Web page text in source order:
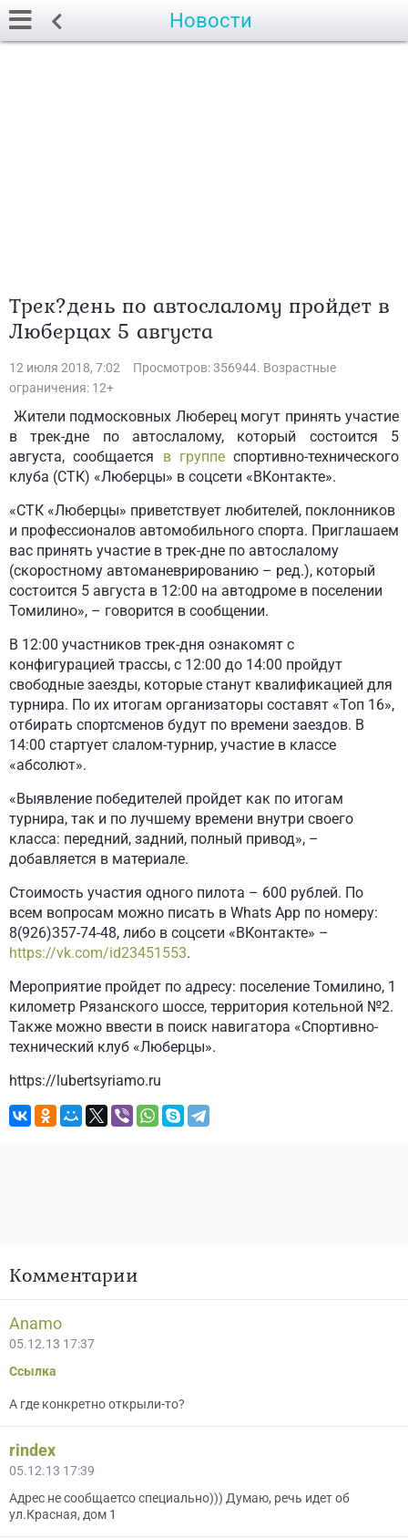
Новости
Трек?день по автослалому пройдет в
Люберцах 5 августа
12 июля 2018, 7:02
Просмотров: 356944. Возрастные
ограничения: 12+
Жители подмосковных Люберец могут принять участие
в трек-дне по автослалому, который состоится 5
августа, сообщается в группеспортивно-технического
клуба (СТК) «Люберцы» в соцсети «ВКонтакте».
«СТК «Люберцы» приветствует любителей, поклонников
и профессионалов автомобильного спорта. Приглашаем
вас принять участие в трек-дне по автослалому
(скоростному автоманеврированию – ред.), который
состоится 5 августа в 12:00 на автодроме в поселении
Томилино», – говорится в сообщении.
В 12:00 участников трек-дня ознакомят с
конфигурацией трассы, с 12:00 до 14:00 пройдут
свободные заезды, которые станут квалификацией для
турнира. По их итогам организаторы составят «Топ 16»,
отбирать спортсменов будут по времени заездов. В
14:00 стартует слалом-турнир, участие в классе
«абсолют».
«Выявление победителей пройдет как по итогам
турнира, так и по лучшему времени внутри своего
класса: передний, задний, полный привод», –
добавляется в материале.
Стоимость участия одного пилота – 600 рублей. По
всем вопросам можно писать в Whats Aрр по номеру:
8(926)357-74-48, либо в соцсети «ВКонтакте» –
https://vk.com/id23451553.
Мероприятие пройдет по адресу: поселение Томилино, 1
километр Рязанского шоссе, территория котельной №2.
Также можно ввести в поиск навигатора «Спортивно-
технический клуб «Люберцы».
https://lubertsyriamo.ru
Комментарии
Anamo
05.12.13 17:37
Ссылка
А где конкретно открыли-то?
rindex
05.12.13 17:39
Адрес не сообщаетсо специально))) Думаю, речь идет об
ул.Красная, дом 1